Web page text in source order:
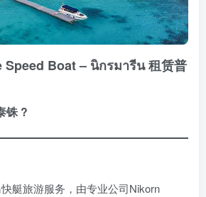
Boat – นิกรมารีน 租赁普
铢 ?
艇旅游服务，由专业公司Nikorn